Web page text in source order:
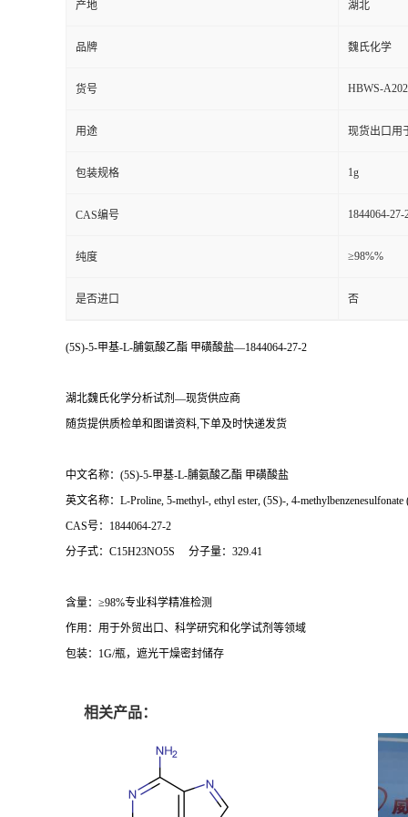
产地 湖北
品牌 魏氏化学
货号 HBWS-
用途 现货出口用
包装规格 1g
CAS编号 1844064-27-
纯度 ≥98%%
是否进口 否
(5S)-5-甲基-L-脯氨酸乙酯 甲磺酸盐—1844064-27-2
湖北魏氏化学分析试剂—现货供应商
随货提供质检单和图谱资料,下单及时快递发货
中文名称：(5S)-5-甲基-L-脯氨酸乙酯 甲磺酸盐
英文名称：L-Proline, 5-methyl-, ethyl ester, (5S)-, 4-methylbenzenesulfonate
CAS号：1844064-27-2
分子式：C15H23NO5S 分子量：329.41
含量：≥98%专业科学精准检测
作用：用于外贸出口、科学研究和化学试剂等领域
包装：1G/瓶，遮光干燥密封储存
相关产品：